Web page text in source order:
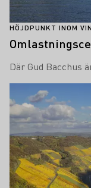
HÖJDPUNKT INOM
Där Gud Bacchus
Läs mer om detta